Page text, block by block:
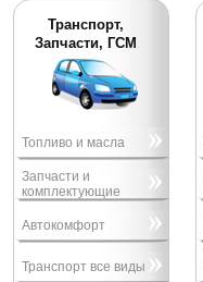
Транспорт,
Запчасти, ГСМ
Топливо и масла
Запчасти и
комплектующие
Автокомфорт
Транспорт все виды